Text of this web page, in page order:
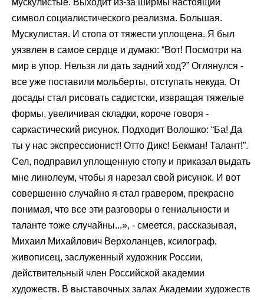
символ социалистического реализма. Большая.
Мускулистая. И стопа от тяжести уплощена. Я был
уязвлен в самое сердце и думаю: “Вот! Посмотри на
мир в упор. Нельзя ли дать задний ход?” Оглянулся -
все уже поставили мольберты, отступать некуда. От
досады стал рисовать садистски, извращая тяжелые
формы, увеличивая складки, короче говоря -
саркастический рисунок. Подходит Волошко: “Ба! Да
ты у нас экспрессионист! Отто Дикс! Бекман! Талант!”.
Сел, подправил уплощенную стопу и приказал выдать
мне линолеум, чтобы я нарезал свой рисунок. И вот
совершенно случайно я стал гравером, прекрасно
понимая, что все эти разговоры о гениальности и
таланте тоже случайны...», - смеется, рассказывая,
Михаил Михайлович Верхоланцев, ксилограф,
живописец, заслуженный художник России,
действительный член Российской академии
художеств. В выставочных залах Академии художеств